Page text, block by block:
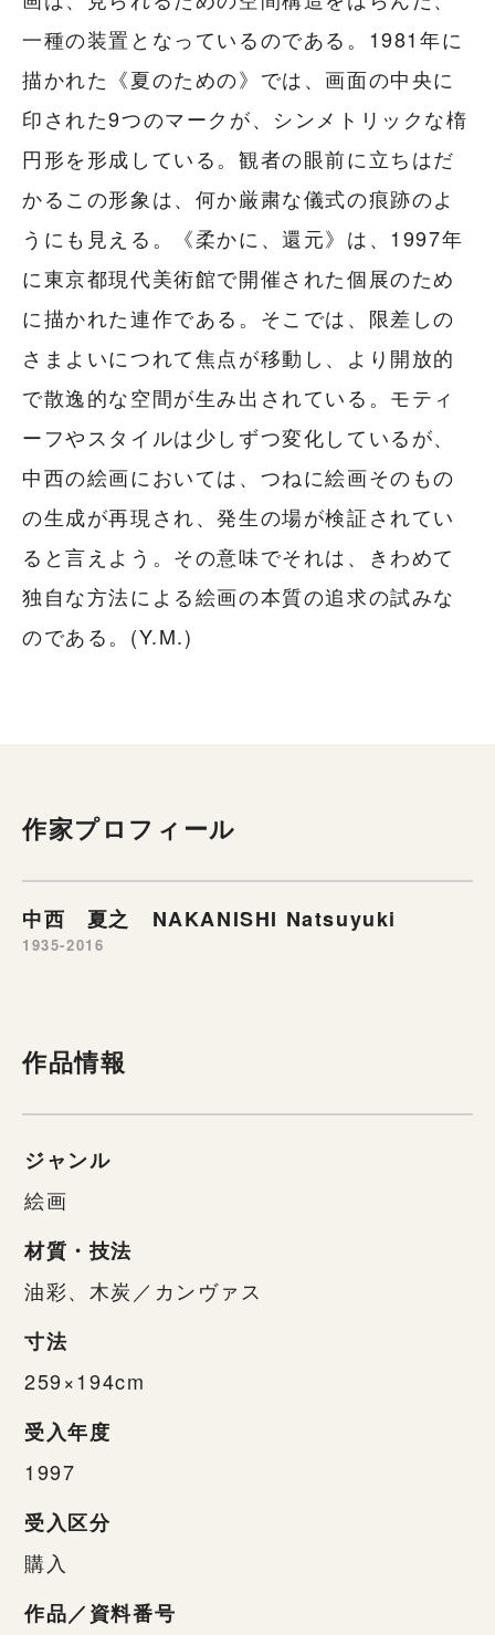
一種の装置となっているのである。1981年に
描かれた《夏のための》では、画面の中央に
印された9つのマークが、シンメトリックな楕
円形を形成している。観者の眼前に立ちはだ
かるこの形象は、何か厳粛な儀式の痕跡のよ
うにも見える。《柔かに、還元》は、1997年
に東京都現代美術館で開催された個展のため
に描かれた連作である。そこでは、限差しの
さまよいにつれて焦点が移動し、より開放的
で散逸的な空間が生み出されている。モティ
ーフやスタイルは少しずつ変化しているが、
中西の絵画においては、つねに絵画そのもの
の生成が再現され、発生の場が検証されてい
ると言えよう。その意味でそれは、きわめて
独自な方法による絵画の本質の追求の試みな
のである。(Y.M.)
作家プロフィール
中西 夏之 NAKANISHI Natsuyuki
1935-2016
作品情報
ジャンル
絵画
材質・技法
油彩、木炭／カンヴァス
寸法
259×194cm
受入年度
1997
受入区分
購入
作品／資料番号